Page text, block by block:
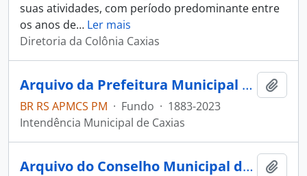
suas atividades, com período predominante entre
os anos de… Ler mais
Diretoria da Colônia Caxias
Arquivo da Prefeitura Municipal de Caxias do Sul
BR RS APMCS PM · Fundo · 1883-2023
Intendência Municipal de Caxias
Arquivo do Conselho Municipal de Caxias do Sul